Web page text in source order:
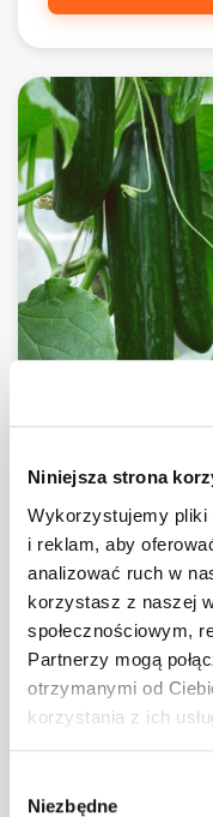
Niniejsza strona
Wykorzystujemy pliki
i reklam, aby
analizować ruch w
korzystasz z naszej
społecznościowym,
Partnerzy mogą
otrzymanymi od
korzystania z ich
zgody
Niezbędne
Pracownik